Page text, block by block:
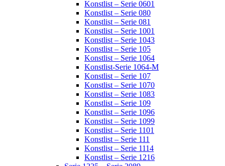
Konstlist – Serie 0601
Konstlist – Serie 080
Konstlist – Serie 081
Konstlist – Serie 1001
Konstlist – Serie 1043
Konstlist – Serie 105
Konstlist – Serie 1064
Konstlist-Serie 1064-M
Konstlist – Serie 107
Konstlist – Serie 1070
Konstlist – Serie 1083
Konstlist – Serie 109
Konstlist – Serie 1096
Konstlist – Serie 1099
Konstlist – Serie 1101
Konstlist – Serie 111
Konstlist – Serie 1114
Konstlist – Serie 1216